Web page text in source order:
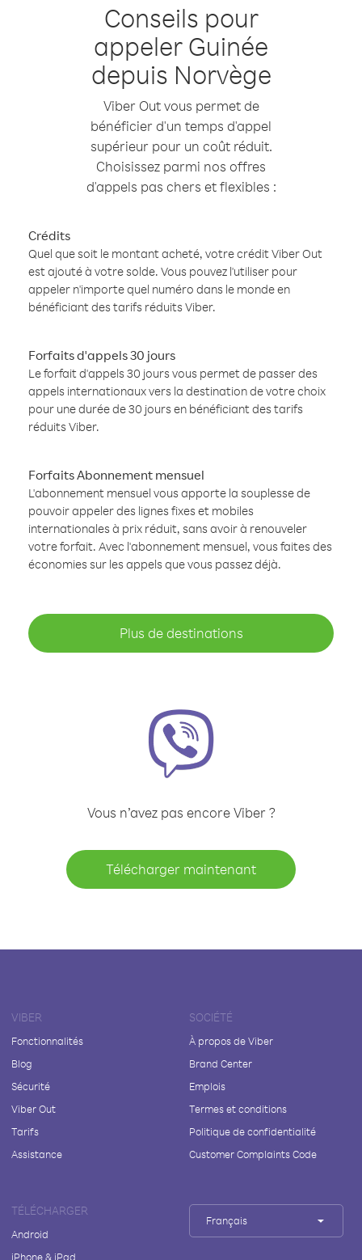
Conseils pour
appeler Guinée
depuis Norvège
Viber Out vous permet de
bénéficier d'un temps d'appel
supérieur pour un coût réduit.
Choisissez parmi nos offres
d'appels pas chers et flexibles :
Crédits
Quel que soit le montant acheté, votre crédit Viber Out
est ajouté à votre solde. Vous pouvez l'utiliser pour
appeler n'importe quel numéro dans le monde en
bénéficiant des tarifs réduits Viber.
Forfaits d'appels 30 jours
Le forfait d'appels 30 jours vous permet de passer des
appels internationaux vers la destination de votre choix
pour une durée de 30 jours en bénéficiant des tarifs
réduits Viber.
Forfaits Abonnement mensuel
L'abonnement mensuel vous apporte la souplesse de
pouvoir appeler des lignes fixes et mobiles
internationales à prix réduit, sans avoir à renouveler
votre forfait. Avec l'abonnement mensuel, vous faites des
économies sur les appels que vous passez déjà.
Plus de destinations
Vous n’avez pas encore Viber ?
Télécharger maintenant
VIBER
Fonctionnalités
Blog
Sécurité
Viber Out
Tarifs
Assistance
SOCIÉTÉ
À propos de Viber
Brand Center
Emplois
Termes et conditions
Politique de confidentialité
Customer Complaints Code
TÉLÉCHARGER
Android
iPhone & iPad
Français